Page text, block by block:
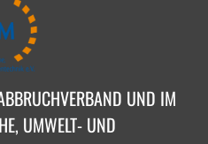
UND IM
UMWELT- UND